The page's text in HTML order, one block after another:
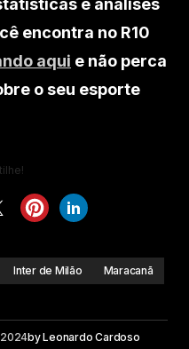
e análises
encontra no R10
aqui e não perca
o seu esporte
Inter de Milão Maracanã
byLeonardo Cardoso